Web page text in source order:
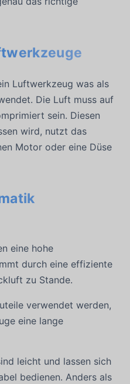
Luftwerkzeug was als
Die Luft muss auf
sein. Diesen
wird, nutzt das
Motor oder eine Düse
eine hohe
durch eine effiziente
zu Stande.
verwendet werden,
eine lange
leicht und lassen sich
bedienen. Anders als